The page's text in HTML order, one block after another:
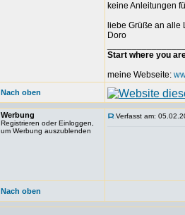
keine Anleitungen
liebe Grüße an alle
Doro
Start where you
meine Webseite:
Nach oben
Werbung
Registrieren oder Einloggen,
um Werbung auszublenden
Verfasst am:
Nach oben